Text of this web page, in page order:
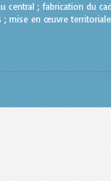
central ; fabrication du
; mise en œuvre